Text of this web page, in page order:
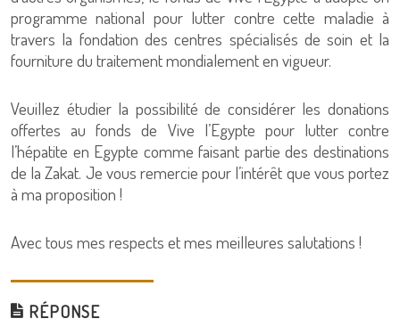
programme national pour lutter contre cette maladie à
travers la fondation des centres spécialisés de soin et la
fourniture du traitement mondialement en vigueur.
Veuillez étudier la possibilité de considérer les donations
offertes au fonds de Vive l’Egypte pour lutter contre
l’hépatite en Egypte comme faisant partie des destinations
de la Zakat. Je vous remercie pour l’intérêt que vous portez
à ma proposition !
Avec tous mes respects et mes meilleures salutations !
RÉPONSE